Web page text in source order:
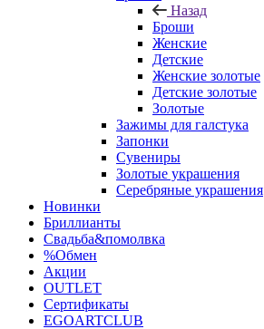
Назад
Броши
Женские
Детские
Женские золотые
Детские золотые
Золотые
Зажимы для галстука
Запонки
Сувениры
Золотые украшения
Серебряные украшения
Новинки
Бриллианты
Свадьба&помолвка
%Обмен
Акции
OUTLET
Сертификаты
EGOARTCLUB